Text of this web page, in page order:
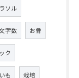
ソル
字数 お骨
ク
も 栽培